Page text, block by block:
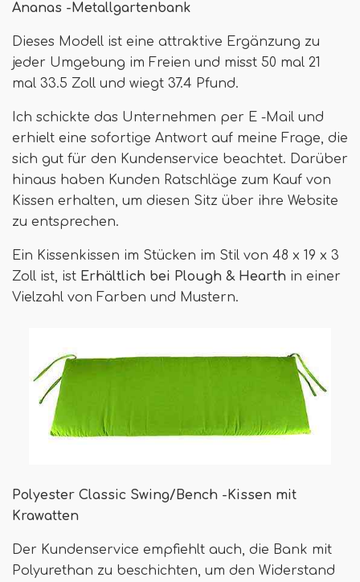
Ananas -Metallgartenbank
Dieses Modell ist eine attraktive Ergänzung zu
jeder Umgebung im Freien und misst 50 mal 21
mal 33.5 Zoll und wiegt 37.4 Pfund.
Ich schickte das Unternehmen per E -Mail und
erhielt eine sofortige Antwort auf meine Frage, die
sich gut für den Kundenservice beachtet. Darüber
hinaus haben Kunden Ratschläge zum Kauf von
Kissen erhalten, um diesen Sitz über ihre Website
zu entsprechen.
Ein Kissenkissen im Stücken im Stil von 48 x 19 x 3
Zoll ist, ist Erhältlich bei Plough & Hearth in einer
Vielzahl von Farben und Mustern.
Polyester Classic Swing/Bench -Kissen mit
Krawatten
Der Kundenservice empfiehlt auch, die Bank mit
Polyurethan zu beschichten, um den Widerstand